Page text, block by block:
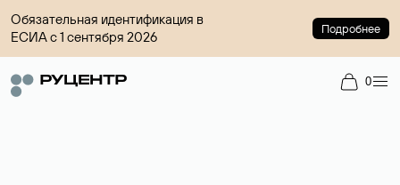
Обязательная идентификация в
ЕСИА с 1 сентября 2026
Подробнее
0